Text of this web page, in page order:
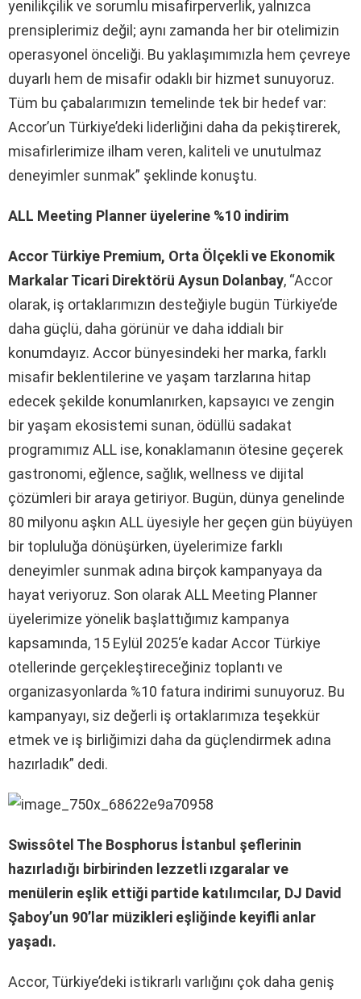
yenilikçilik ve sorumlu misafirperverlik, yalnızca
prensiplerimiz değil; aynı zamanda her bir otelimizin
operasyonel önceliği. Bu yaklaşımımızla hem çevreye
duyarlı hem de misafir odaklı bir hizmet sunuyoruz.
Tüm bu çabalarımızın temelinde tek bir hedef var:
Accor’un Türkiye’deki liderliğini daha da pekiştirerek,
misafirlerimize ilham veren, kaliteli ve unutulmaz
deneyimler sunmak” şeklinde konuştu.
ALL Meeting Planner üyelerine %10 indirim
Accor Türkiye Premium, Orta Ölçekli ve Ekonomik
Markalar Ticari Direktörü Aysun Dolanbay, “Accor
olarak, iş ortaklarımızın desteğiyle bugün Türkiye’de
daha güçlü, daha görünür ve daha iddialı bir
konumdayız. Accor bünyesindeki her marka, farklı
misafir beklentilerine ve yaşam tarzlarına hitap
edecek şekilde konumlanırken, kapsayıcı ve zengin
bir yaşam ekosistemi sunan, ödüllü sadakat
programımız ALL ise, konaklamanın ötesine geçerek
gastronomi, eğlence, sağlık, wellness ve dijital
çözümleri bir araya getiriyor. Bugün, dünya genelinde
80 milyonu aşkın ALL üyesiyle her geçen gün büyüyen
bir topluluğa dönüşürken, üyelerimize farklı
deneyimler sunmak adına birçok kampanyaya da
hayat veriyoruz. Son olarak ALL Meeting Planner
üyelerimize yönelik başlattığımız kampanya
kapsamında, 15 Eylül 2025‘e kadar Accor Türkiye
otellerinde gerçekleştireceğiniz toplantı ve
organizasyonlarda %10 fatura indirimi sunuyoruz. Bu
kampanyayı, siz değerli iş ortaklarımıza teşekkür
etmek ve iş birliğimizi daha da güçlendirmek adına
hazırladık” dedi.
Swissôtel The Bosphorus İstanbul şeflerinin
hazırladığı birbirinden lezzetli ızgaralar ve
menülerin eşlik ettiği partide katılımcılar, DJ David
Şaboy’un 90’lar müzikleri eşliğinde keyifli anlar
yaşadı.
Accor, Türkiye’deki istikrarlı varlığını çok daha geniş